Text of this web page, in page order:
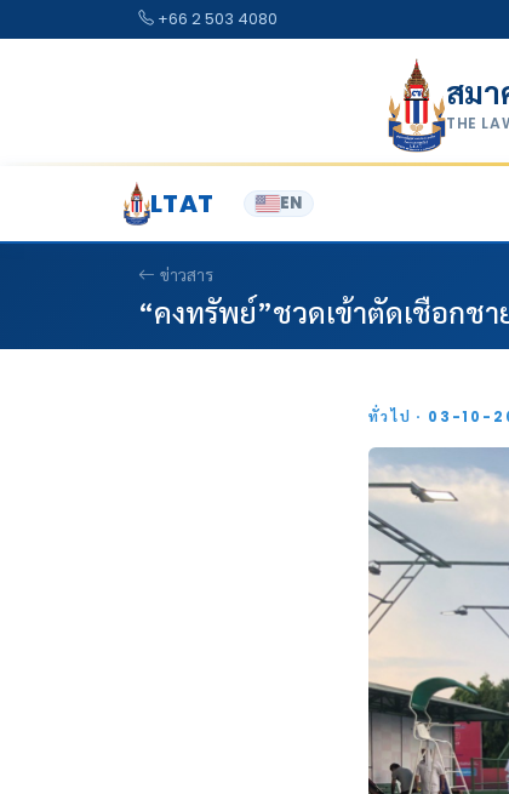
+66 2 503 4080
สม
THE
LTAT EN
ข่าวสาร
“คงทรัพย์”ชวดเข้าตัดเชือกช
ทั่วไป · 03-10-